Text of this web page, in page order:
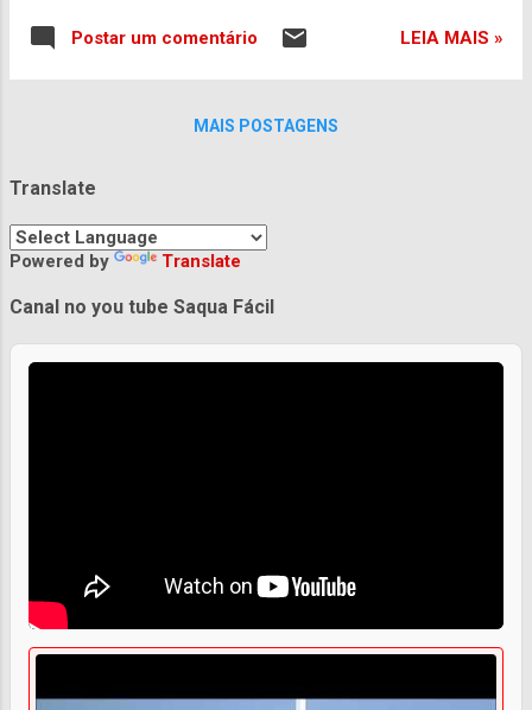
gostaria de adicionar alguma
Postar um comentário LEIA MAIS »
MAIS POSTAGENS
Translate
Powered by Translate
Canal no you tube Saqua Fácil